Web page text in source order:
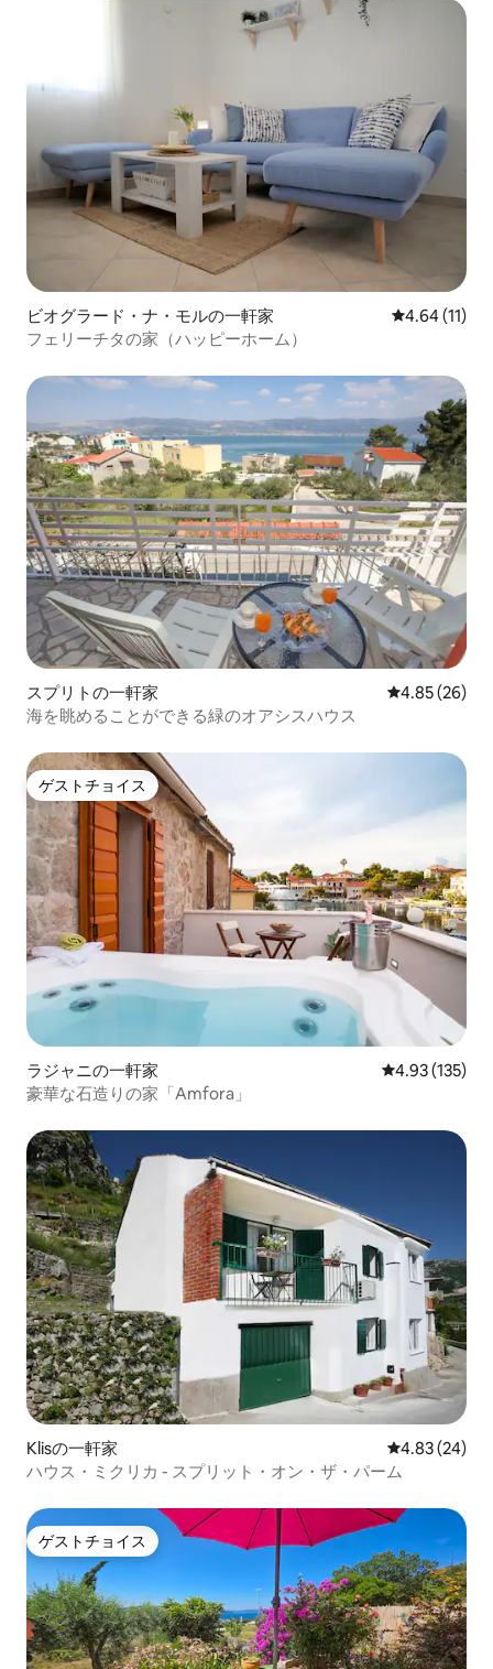
ビオグラード・ナ・モルの一軒家 レビュー11
4.64 (11)
フェリーチタの家（ハッピーホーム）
スプリトの一軒家 レビュー26
4.85 (26)
海を眺めることができる緑のオアシスハウス
ゲストチョイス
ゲストチョイス
ラジャニの一軒家 レビュー135
4.93 (135)
豪華な石造りの家「Amfora」
Klisの一軒家 レビュー24
4.83 (24)
ハウス・ミクリカ - スプリット・オン・ザ・パーム
ゲストチョイス
ゲストチョイス